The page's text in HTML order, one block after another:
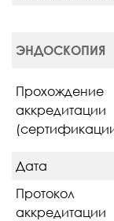
ЭНДОСКОПИЯ
Прохождение
аккредитации
Дата
Протокол
аккредитации